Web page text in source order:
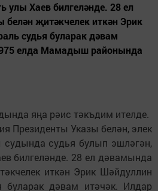
улы Хаев билгеләнде. 28 ел
җитәкчелек иткән Эрик
судья буларак дәвам
елда Мамадыш районында
яңа рәис тәкъдим ителде.
Президенты Указы белән, элек
судья булып эшләгән,
билгеләнде. 28 ел дәвамында
иткән Эрик Шәйдуллин
буларак дәвам итәчәк. Илдар